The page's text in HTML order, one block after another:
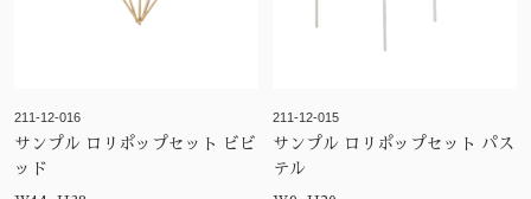
211-12-016
サンプル ロリポップセット ビビ
ッド
211-12-015
サンプル ロリポップセット パス
テル